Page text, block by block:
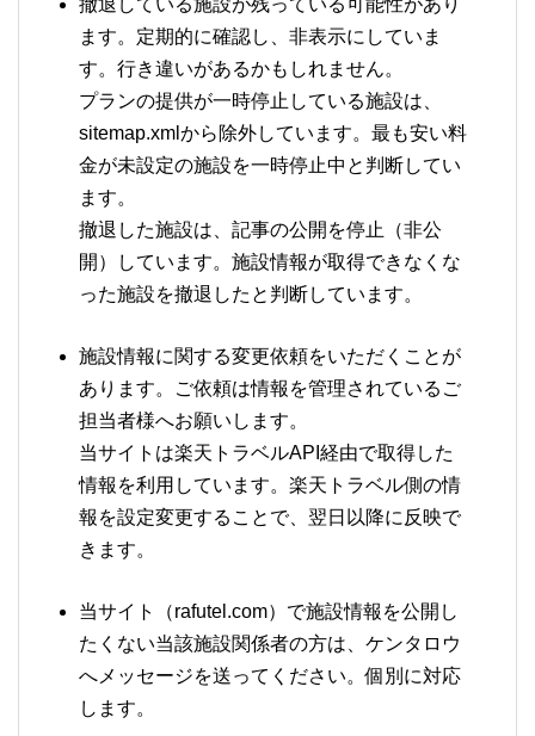
撤退している施設が残っている可能性があり
ます。定期的に確認し、非表示にしていま
す。行き違いがあるかもしれません。
プランの提供が一時停止している施設は、
sitemap.xmlから除外しています。最も安い料
金が未設定の施設を一時停止中と判断してい
ます。
撤退した施設は、記事の公開を停止（非公
開）しています。施設情報が取得できなくな
った施設を撤退したと判断しています。
施設情報に関する変更依頼をいただくことが
あります。ご依頼は情報を管理されているご
担当者様へお願いします。
当サイトは楽天トラベルAPI経由で取得した
情報を利用しています。楽天トラベル側の情
報を設定変更することで、翌日以降に反映で
きます。
当サイト（rafutel.com）で施設情報を公開し
たくない当該施設関係者の方は、ケンタロウ
へメッセージを送ってください。個別に対応
します。